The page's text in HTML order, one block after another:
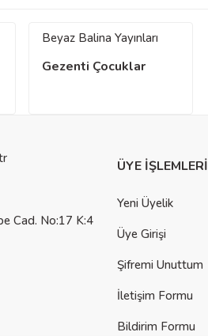
Beyaz Balina Yayınları
Gezenti Çocuklar
Cad. No:17 K:4
ÜYE İŞLEMLERİ
Yeni Üyelik
Üye Girişi
Şifremi Unuttum
İletişim Formu
Bildirim Formu